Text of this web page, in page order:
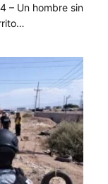
– Un hombre sin